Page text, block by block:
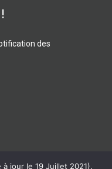
des
jour le 19 Juillet 2021).